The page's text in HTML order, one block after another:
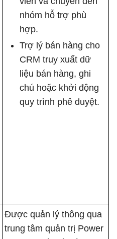
nhóm hỗ trợ phù
hợp.
Trợ lý bán hàng cho
CRM truy xuất dữ
liệu bán hàng, ghi
chú hoặc khởi động
quy trình phê duyệt.
Được quản lý thông qua
trung tâm quản trị Power